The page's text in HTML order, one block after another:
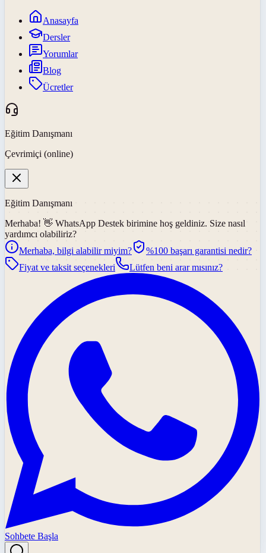
Anasayfa
Dersler
Yorumlar
Blog
Ücretler
Eğitim Danışmanı
Çevrimiçi (online)
Eğitim Danışmanı
Merhaba! 👋 WhatsApp Destek birimine hoş geldiniz. Size nasıl
yardımcı olabiliriz?
Merhaba, bilgi alabilir miyim?
%100 başarı garantisi nedir?
Fiyat ve taksit seçenekleri
Lütfen beni arar mısınız?
Sohbete Başla